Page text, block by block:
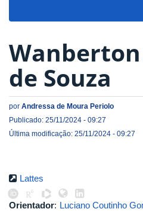
de Souza
por Andressa de Moura Periolo
Publicado: 25/11/2024 - 09:27
Última modificação: 25/11/2024 - 09:27
Lattes
Orientador: Luciano Coutinho